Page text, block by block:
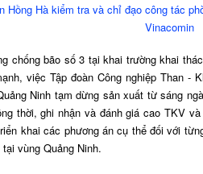
Hồng Hà kiểm tra và chỉ đạo công tác
Vinacomin
chống bão số 3 tại khai trường khai
việc Tập đoàn Công nghiệp Than -
Ninh tạm dừng sản xuất từ sáng
thời, ghi nhận và đánh giá cao TKV
khai các phương án cụ thể đối với
vùng Quảng Ninh.